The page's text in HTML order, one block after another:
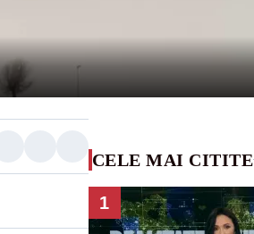
CELE MAI CITITE
1